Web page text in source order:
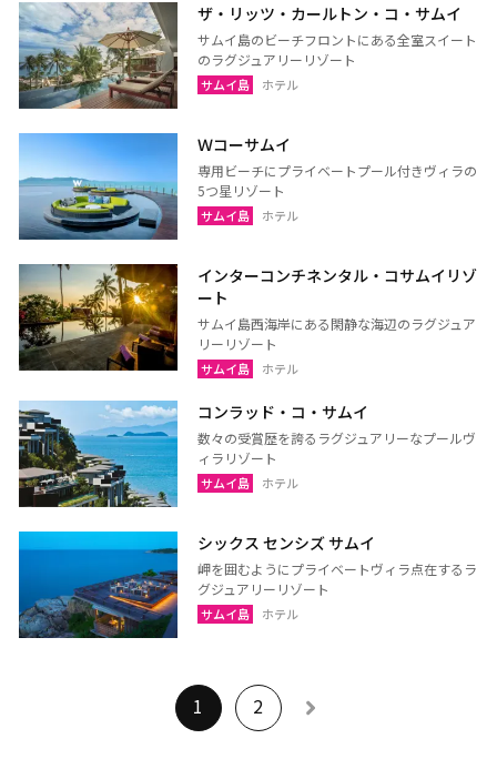
ザ・リッツ・カールトン・コ・サムイ
サムイ島のビーチフロントにある全室スイート
のラグジュアリーリゾート
サムイ島 ホテル
Ｗコーサムイ
専用ビーチにプライベートプール付きヴィラの
5つ星リゾート
サムイ島 ホテル
インターコンチネンタル・コサムイリゾ
ート
サムイ島西海岸にある閑静な海辺のラグジュア
リーリゾート
サムイ島 ホテル
コンラッド・コ・サムイ
数々の受賞歴を誇るラグジュアリーなプールヴ
ィラリゾート
サムイ島 ホテル
シックス センシズ サムイ
岬を囲むようにプライベートヴィラ点在するラ
グジュアリーリゾート
サムイ島 ホテル
1 2